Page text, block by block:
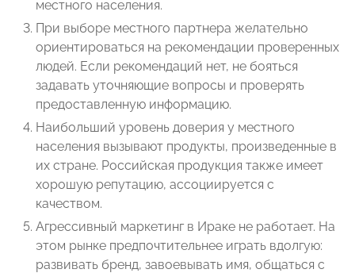
местного населения.
При выборе местного партнера желательно
ориентироваться на рекомендации проверенных
людей. Если рекомендаций нет, не бояться
задавать уточняющие вопросы и проверять
предоставленную информацию.
Наибольший уровень доверия у местного
населения вызывают продукты, произведенные в
их стране. Российская продукция также имеет
хорошую репутацию, ассоциируется с
качеством.
Агрессивный маркетинг в Ираке не работает. На
этом рынке предпочтительнее играть вдолгую:
развивать бренд, завоевывать имя, общаться с